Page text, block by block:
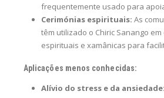
frequentemente usado para
Cerimónias espirituais: As
têm utilizado o Chiric Sanango
espirituais e xamânicas para
Aplicações menos conhecidas:
Alívio do stress e da ansiedade: